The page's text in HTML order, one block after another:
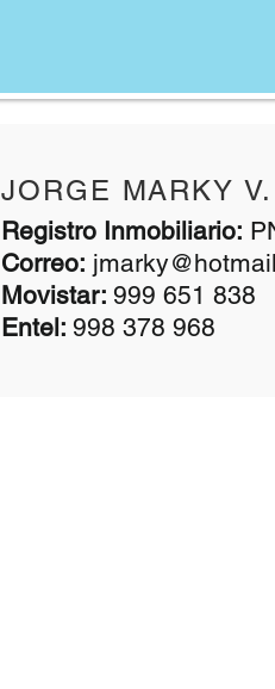
JORGE MARKY V.
​Registro Inmobiliario:
Correo:
Movistar: 999 651 838
Entel: 998 378 968